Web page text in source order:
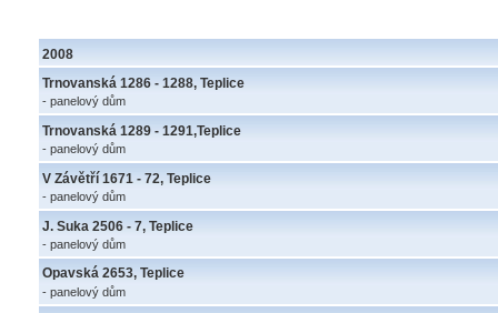
2008
Trnovanská 1286 - 1288, Teplice
- panelový dům
Trnovanská 1289 - 1291,Teplice
- panelový dům
V Závětří 1671 - 72, Teplice
- panelový dům
J. Suka 2506 - 7, Teplice
- panelový dům
Opavská 2653, Teplice
- panelový dům